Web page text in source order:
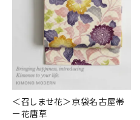
＜召しませ花＞京袋名古屋帯
ー花唐草